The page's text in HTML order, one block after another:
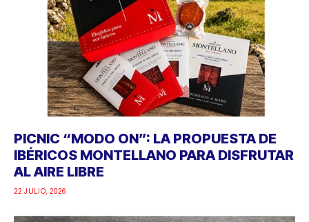
PICNIC “MODO ON”: LA PROPUESTA DE
IBÉRICOS MONTELLANO PARA DISFRUTAR
AL AIRE LIBRE
22 JULIO, 2026